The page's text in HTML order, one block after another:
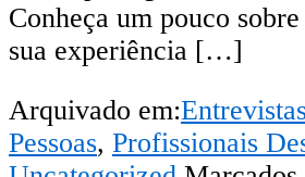
Conheça um pouco
sua experiência […]
Arquivado em:
Pessoas, Profissionais